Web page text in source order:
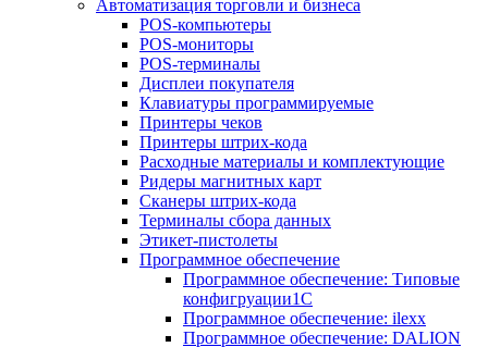
Автоматизация торговли и бизнеса
POS-компьютеры
POS-мониторы
POS-терминалы
Дисплеи покупателя
Клавиатуры программируемые
Принтеры чеков
Принтеры штрих-кода
Расходные материалы и комплектующие
Ридеры магнитных карт
Сканеры штрих-кода
Терминалы сбора данных
Этикет-пистолеты
Программное обеспечение
Программное обеспечение: Типовые
конфигруации1С
Программное обеспечение: ilexx
Программное обеспечение: DALION